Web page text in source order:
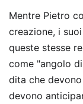
Mentre Pietro
creazione, i
queste stesse
come "angolo
dita che
devono